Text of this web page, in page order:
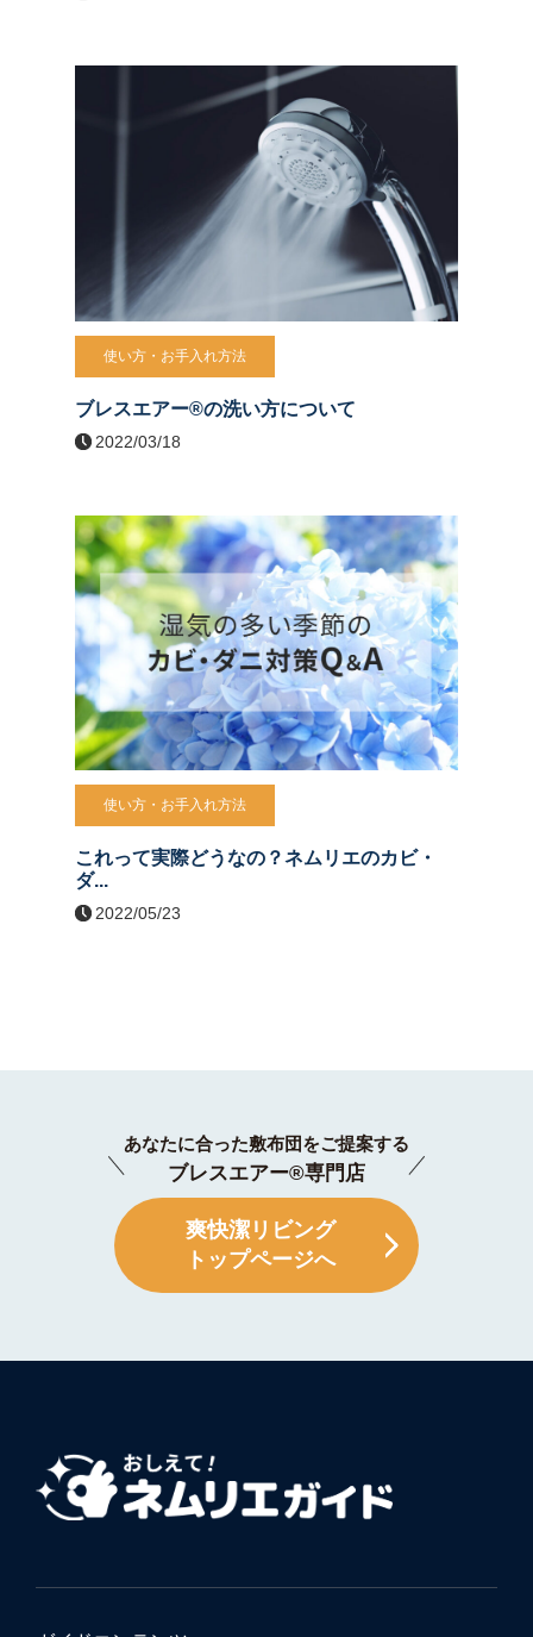
使い方・お手入れ方法
ブレスエアー®の洗い方について
2022/03/18
使い方・お手入れ方法
これって実際どうなの？ネムリエのカビ・
ダ...
2022/05/23
あなたに合った敷布団をご提案する
ブレスエアー®専門店
爽快潔リビング
トップページへ